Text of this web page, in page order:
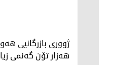
هەزار تۆن گەنمی